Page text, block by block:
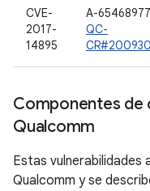
CVE-
2017-
14895
A-65468977
QC-
Componentes de
Qualcomm
Estas
Qualcomm y se